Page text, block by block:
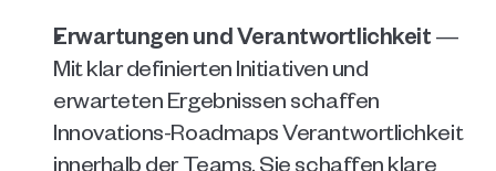
Erwartungen und Verantwortlichkeit —
Mit klar definierten Initiativen und
erwarteten Ergebnissen schaffen
Innovations-Roadmaps Verantwortlichkeit
innerhalb der Teams. Sie schaffen klare